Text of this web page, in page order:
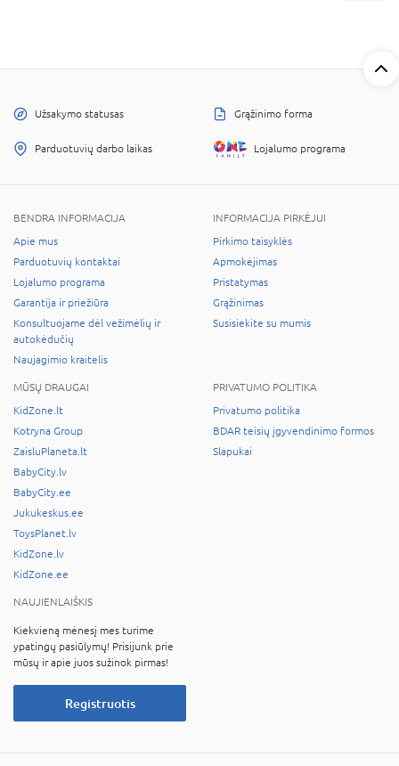
Užsakymo statusas Grąžinimo forma
Parduotuvių darbo laikas Lojalumo programa
BENDRA INFORMACIJA
Apie mus
Parduotuvių kontaktai
Lojalumo programa
Garantija ir priežiūra
Konsultuojame dėl vežimėlių ir
autokėdučių
Naujagimio kraitelis
INFORMACIJA PIRKĖJUI
Pirkimo taisyklės
Apmokėjimas
Pristatymas
Grąžinimas
Susisiekite su mumis
MŪSŲ DRAUGAI
KidZone.lt
Kotryna Group
ZaisluPlaneta.lt
BabyCity.lv
BabyCity.ee
Jukukeskus.ee
ToysPlanet.lv
KidZone.lv
KidZone.ee
PRIVATUMO POLITIKA
Privatumo politika
BDAR teisių įgyvendinimo formos
Slapukai
NAUJIENLAIŠKIS
Kiekvieną mėnesį mes turime
ypatingų pasiūlymų! Prisijunk prie
mūsų ir apie juos sužinok pirmas!
Registruotis